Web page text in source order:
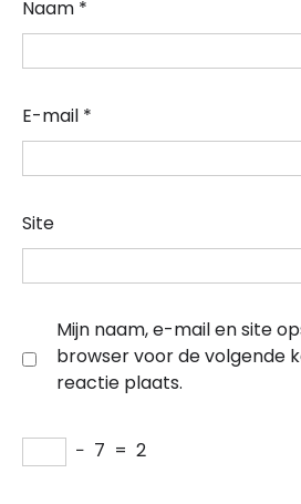
Naam *
E-mail *
Site
Mijn naam, e-mail en site
browser voor de volgende
reactie plaats.
− 7 = 2